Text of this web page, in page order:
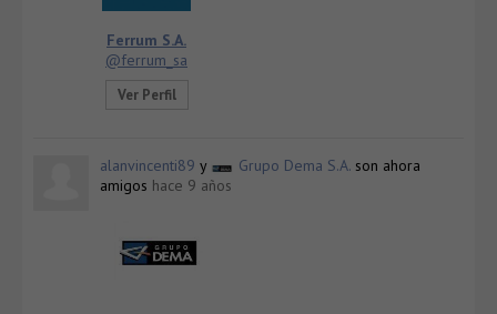
Ferrum S.A.
@ferrum_sa
Ver Perfil
alanvincenti89 y Grupo Dema S.A. son ahora
amigos hace 9 años